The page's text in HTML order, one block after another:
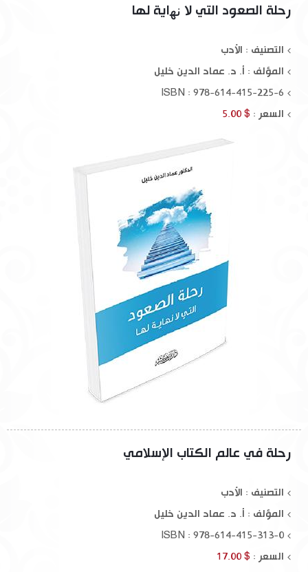
رحلة الصعود التي لا ﻧﻬاية لها
التصنيف : الأدب
المؤلف : أ. د. عماد الدين خليل
ISBN : 978-614-415-225-6
السعر : $ 5.00
رحلة في عالم الكتاب الإسلامي
التصنيف : الأدب
المؤلف : أ. د. عماد الدين خليل
ISBN : 978-614-415-313-0
السعر : $ 17.00